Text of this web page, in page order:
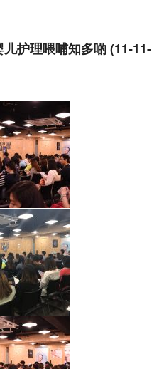
护理喂哺知多啲 (11-11-